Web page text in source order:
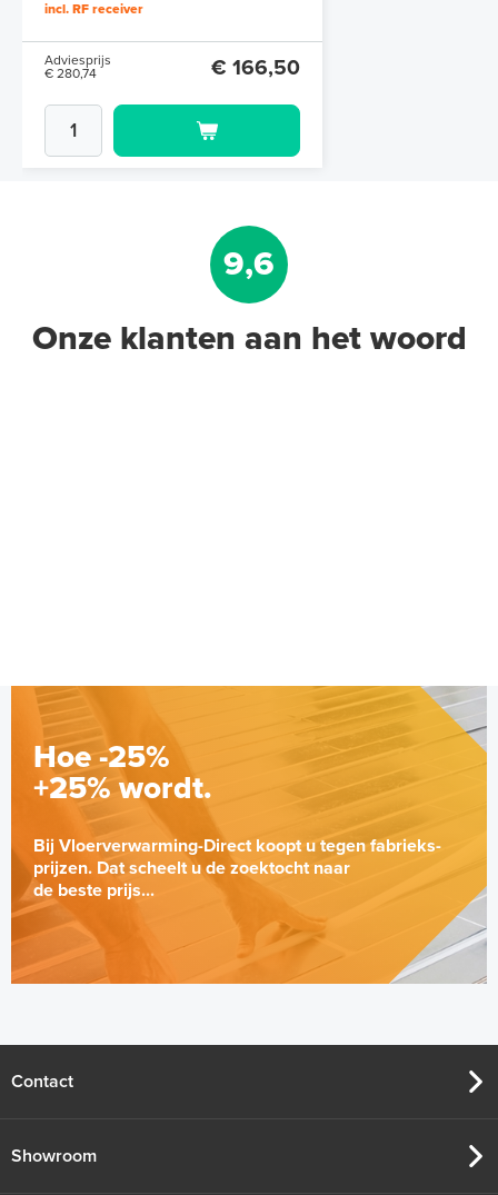
ontvanger
incl. RF receiver
Adviesprijs
€ 280,74
€ 166,50
9,6
Onze klanten aan het woord
Hoe -25%
+25% wordt.
Bij Vloerverwarming-Direct koopt u tegen fabrieks-
prijzen. Dat scheelt u de zoektocht naar
de beste prijs...
Contact
Showroom